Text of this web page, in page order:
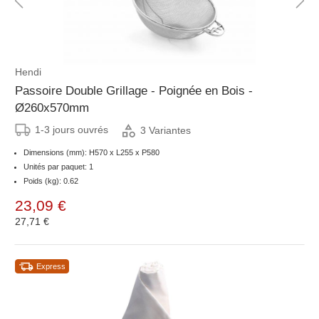
Hendi
Passoire Double Grillage - Poignée en Bois -
Ø260x570mm
1-3 jours ouvrés 3 Variantes
Dimensions (mm): H570 x L255 x P580
Unités par paquet: 1
Poids (kg): 0.62
23,09 €
27,71 €
Express